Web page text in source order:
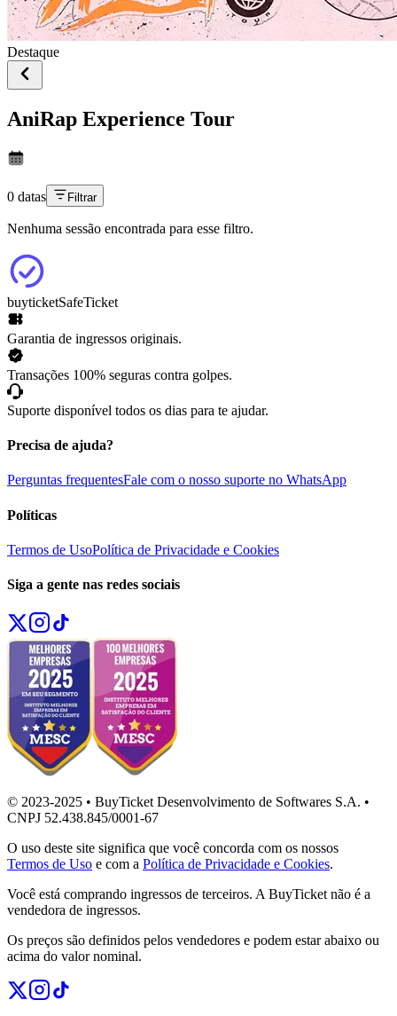
Destaque
AniRap Experience Tour
0 datas Filtrar
Nenhuma sessão encontrada para esse filtro.
buyticketSafeTicket
Garantia de ingressos originais.
Transações 100% seguras contra golpes.
Suporte disponível todos os dias para te ajudar.
Precisa de ajuda?
Perguntas frequentesFale com o nosso suporte no WhatsApp
Políticas
Termos de UsoPolítica de Privacidade e Cookies
Siga a gente nas redes sociais
© 2023-2025 • BuyTicket Desenvolvimento de Softwares S.A. •
CNPJ 52.438.845/0001-67
O uso deste site significa que você concorda com os nossos
Termos de Uso e com a Política de Privacidade e Cookies.
Você está comprando ingressos de terceiros. A BuyTicket não é a
vendedora de ingressos.
Os preços são definidos pelos vendedores e podem estar abaixo ou
acima do valor nominal.